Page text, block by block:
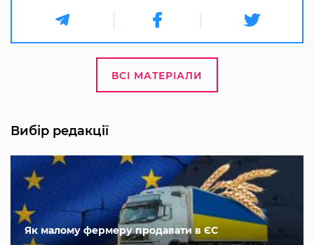
ВСІ МАТЕРІАЛИ
Вибір редакції
Як малому фермеру продавати в ЄС